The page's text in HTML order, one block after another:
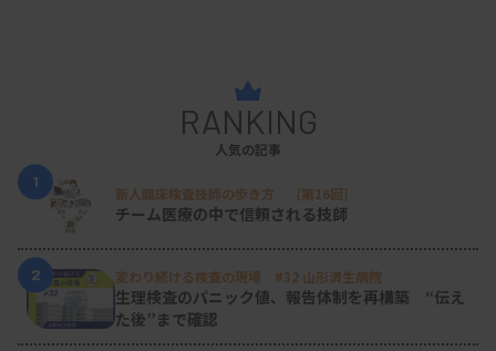
図4 類似しているが破砕赤血球としない形状（カテゴリーB）の
例
RANKING
人気の記事
1
新人臨床検査技師の歩き方 ［第16回］
チーム医療の中で信頼される技師
2 変わり続ける検査の現場 #32 山形済生病院
生理検査のパニック値、報告体制を再構築 “伝え
た後”まで確認